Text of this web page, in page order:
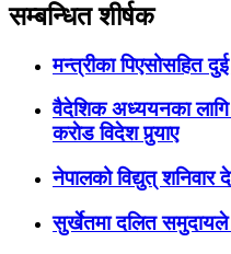
सम्बन्धित शीर्षक
मन्त्रीका पिएसोसहित
वैदेशिक अध्ययनका लागि
कराेड विदेश पुर्‍याए
नेपालको विद्युत् शनिवार
सुर्खेतमा दलित समुदायले